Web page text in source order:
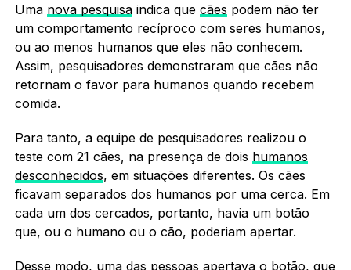
Uma nova pesquisaindica que cães podem não ter
um comportamento recíproco com seres humanos,
ou ao menos humanos que eles não conhecem.
Assim, pesquisadores demonstraram que cães não
retornam o favor para humanos quando recebem
comida.
Para tanto, a equipe de pesquisadores realizou o
teste com 21 cães, na presença de dois humanos
desconhecidos, em situações diferentes. Os cães
ficavam separados dos humanos por uma cerca. Em
cada um dos cercados, portanto, havia um botão
que, ou o humano ou o cão, poderiam apertar.
Desse modo, uma das pessoas apertava o botão, que